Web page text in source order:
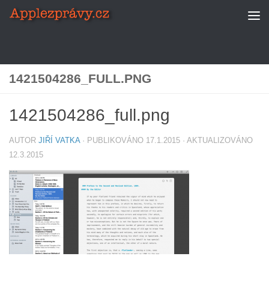
Skip to content
1421504286_FULL.PNG
1421504286_full.png
AUTOR JIŘÍ VATKA · PUBLIKOVÁNO 17.1.2015 · AKTUALIZOVÁNO
12.3.2015